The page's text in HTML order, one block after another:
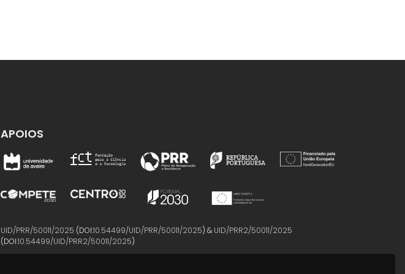
APOIOS
UID/PRR/50011/2025 (DOI:10.54499/UID/PRR/50011/2025) & UID/PRR2/50011/2025
(DOI:10.54499/UID/PRR2/50011/2025)